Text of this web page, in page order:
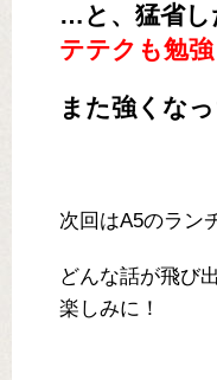
…と、猛省し
テテクも勉
また強くな
次回はA5のラン
どんな話が飛び
楽しみに！